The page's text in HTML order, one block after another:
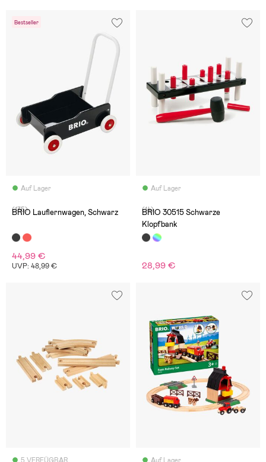
Bestseller
Auf Lager
(135)
BRIO Lauflernwagen, Schwarz
44,99 €
UVP: 48,99 €
Auf Lager
(14)
BRIO 30515 Schwarze
Klopfbank
28,99 €